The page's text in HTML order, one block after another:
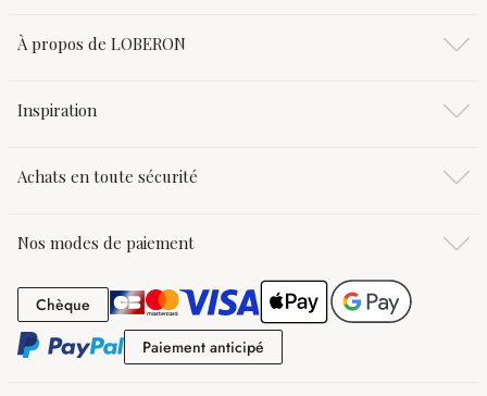
À propos de LOBERON
Inspiration
Achats en toute sécurité
Nos modes de paiement
Chèque Chèque
Paiement anticipé